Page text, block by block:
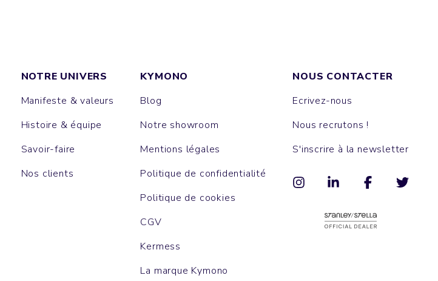
NOTRE UNIVERS
Manifeste & valeurs
Histoire & équipe
Savoir-faire
Nos clients
KYMONO
Blog
Notre showroom
Mentions légales
Politique de confidentialité
Politique de cookies
CGV
Kermess
La marque Kymono
NOUS CONTACTER
Ecrivez-nous
Nous recrutons !
S'inscrire à la newsletter